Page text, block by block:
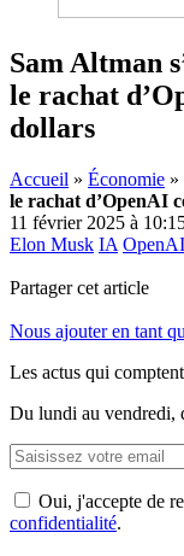
Sam Altman
le rachat
dollars
Accueil » Économie »
le rachat d’OpenAI
11 février 2025 à
Elon Musk IA OpenAI
Partager cet article
Nous ajouter en tant
Les actus qui
Du lundi au vendredi,
Oui, j'accepte de
confidentialité.